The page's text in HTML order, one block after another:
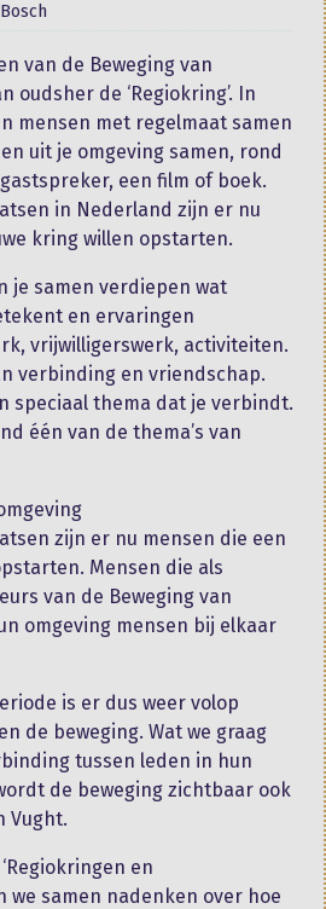
van de Beweging van
oudsher de ‘Regiokring’. In
mensen met regelmaat samen
uit je omgeving samen, rond
een film of boek.
in Nederland zijn er nu
kring willen opstarten.
je samen verdiepen wat
en ervaringen
vrijwilligerswerk, activiteiten.
verbinding en vriendschap.
speciaal thema dat je verbindt.
één van de thema’s van
zijn er nu mensen die een
Mensen die als
van de Beweging van
omgeving mensen bij elkaar
is er dus weer volop
de beweging. Wat we graag
tussen leden in hun
de beweging zichtbaar ook
Vught.
en
we samen nadenken over hoe